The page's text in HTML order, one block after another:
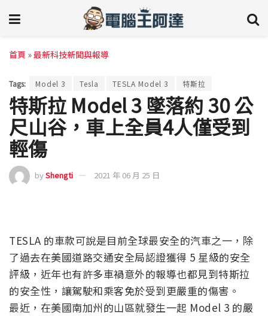
首頁 »最新科技新聞與報導
Tags: Model 3 Tesla TESLA Model 3 特斯拉
特斯拉 Model 3 墜落約 30 公
尺山谷，車上全員4人僅受到
輕傷
byShengti 2021 年 06 月 25 日
TESLA 的車款可說是目前全球最安全的汽車之一，除
了過去在美國道路交通安全局認證獲得 5 星級的安全
評級，近年也有許多車禍意外的報導也都見到特斯拉
的安全性，讓駕駛和乘客免於受到更嚴重的傷害。
最近，在美國南加州的山區就發生一起 Model 3 的嚴